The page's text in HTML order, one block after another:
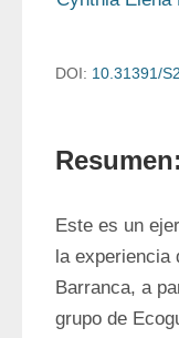
DOI: 10.31391/
Resumen:
Este es un
la experiencia
Barranca, a
grupo de